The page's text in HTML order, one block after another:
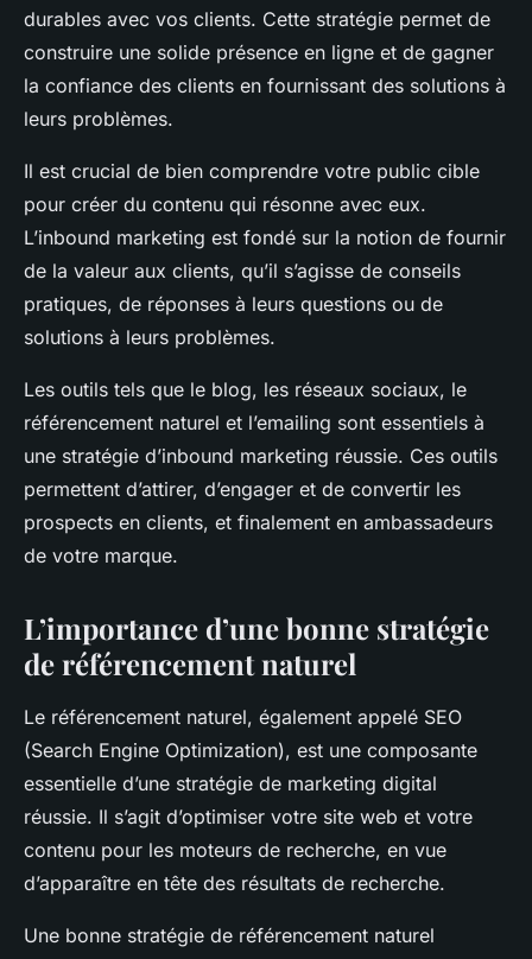
durables avec vos clients. Cette stratégie permet de
construire une solide présence en ligne et de gagner
la confiance des clients en fournissant des solutions à
leurs problèmes.
Il est crucial de bien comprendre votre public cible
pour créer du contenu qui résonne avec eux.
L’inbound marketing est fondé sur la notion de fournir
de la valeur aux clients, qu’il s’agisse de conseils
pratiques, de réponses à leurs questions ou de
solutions à leurs problèmes.
Les outils tels que le blog, les réseaux sociaux, le
référencement naturel et l’emailing sont essentiels à
une stratégie d’inbound marketing réussie. Ces outils
permettent d’attirer, d’engager et de convertir les
prospects en clients, et finalement en ambassadeurs
de votre marque.
L’importance d’une bonne stratégie
de référencement naturel
Le référencement naturel, également appelé SEO
(Search Engine Optimization), est une composante
essentielle d’une stratégie de marketing digital
réussie. Il s’agit d’optimiser votre site web et votre
contenu pour les moteurs de recherche, en vue
d’apparaître en tête des résultats de recherche.
Une bonne stratégie de référencement naturel